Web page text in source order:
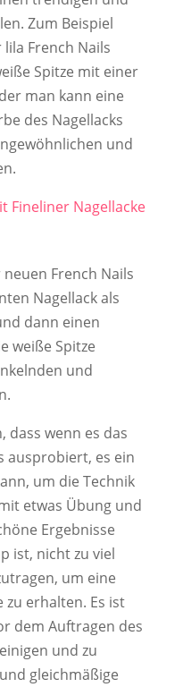
Zum Beispiel
French Nails
Spitze mit einer
man kann eine
des Nagellacks
und
Fineliner Nagellacke
French Nails
Nagellack als
dann einen
weiße Spitze
und
dass wenn es das
ausprobiert, es ein
um die Technik
etwas Übung und
Ergebnisse
ist, nicht zu viel
um eine
zu erhalten. Es ist
dem Auftragen des
und zu
gleichmäßige